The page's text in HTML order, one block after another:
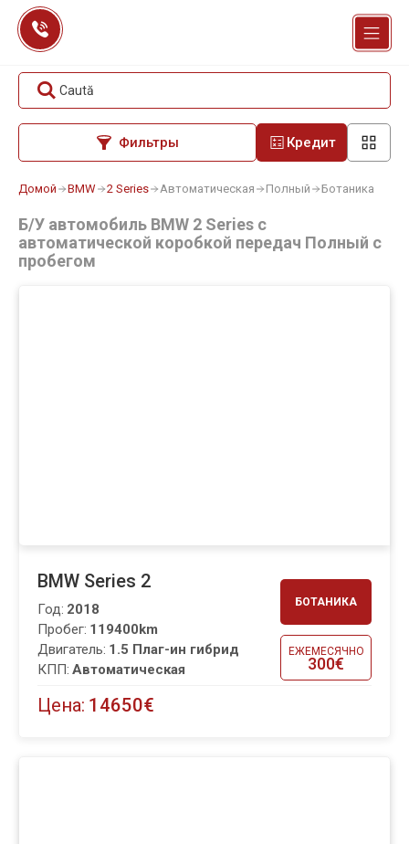
Перейти
содержанию
Caută
Фильтры Кредит
Домой BMW 2 Series Автоматическая Полный Ботаника
Б/У автомобиль BMW 2 Series с
автоматической коробкой передач Полный с
пробегом
БОТАНИКА
ЕЖЕМЕСЯЧНО
300€
BMW Series 2
Пробег: 119400km
Год: 2018
Двигатель: 1.5 Плаг-ин гибрид
КПП: Автоматическая
Цена: 14650€